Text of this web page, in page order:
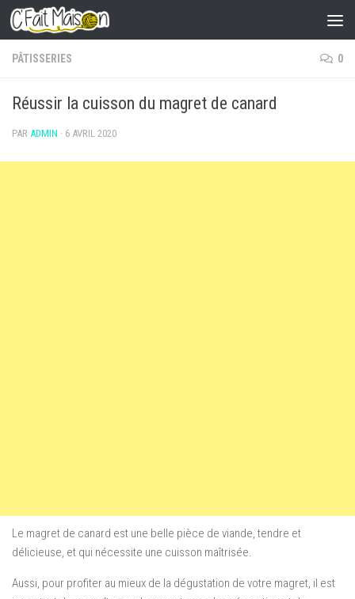
Skip to content
PÂTISSERIES 0
Réussir la cuisson du magret de canard
PAR ADMIN · 6 AVRIL 2020
Le magret de canard est une belle pièce de viande, tendre et
délicieuse, et qui nécessite une cuisson maîtrisée.
Aussi, pour profiter au mieux de la dégustation de votre magret, il est